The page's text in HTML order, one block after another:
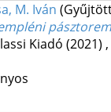
M. Iván
Kiadó (2021) ,